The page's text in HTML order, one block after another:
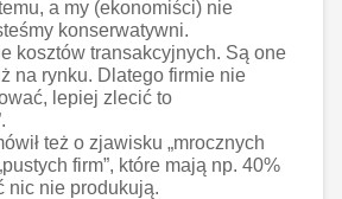
a my (ekonomiści) nie
konserwatywni.
kosztów transakcyjnych. Są one
na rynku. Dlatego firmie nie
lepiej zlecić to
też o zjawisku „mrocznych
firm”, które mają np. 40%
nic nie produkują.